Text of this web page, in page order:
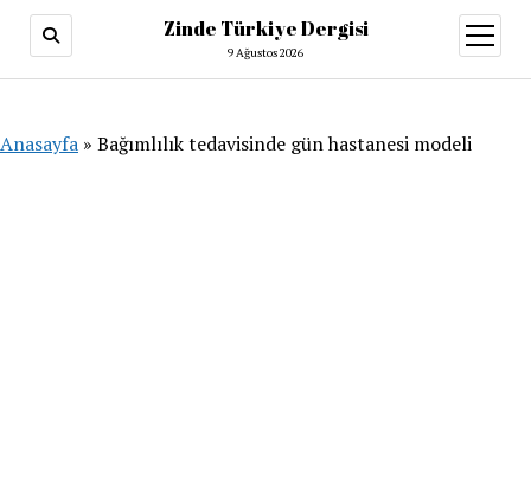
Zinde Türkiye Dergisi
9 Ağustos 2026
aç
Anasayfa » Bağımlılık tedavisinde gün hastanesi modeli